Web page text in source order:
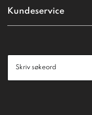
Kundeservice